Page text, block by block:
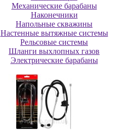
Механические барабаны
Наконечники
Напольные скважины
Настенные вытяжные системы
Рельсовые системы
Шланги выхлопных газов
Электрические барабаны